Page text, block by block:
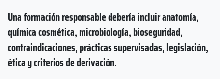
Una formación responsable debería incluir anatomía,
química cosmética, microbiología, bioseguridad,
contraindicaciones, prácticas supervisadas, legislación,
ética y criterios de derivación.